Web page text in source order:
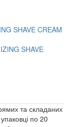
SHAVE CREAM
та складаних
по 20